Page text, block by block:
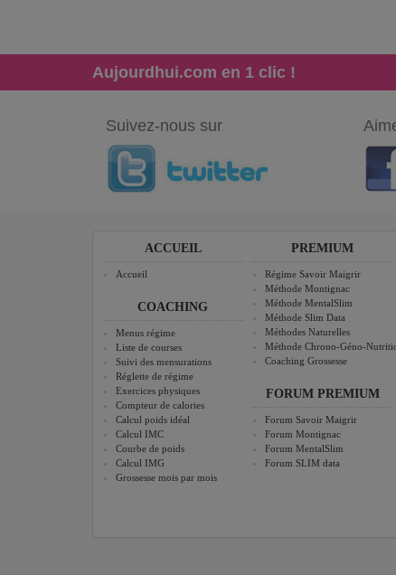
Aujourdhui.com en 1 clic !
Suivez-nous sur
ACCUEIL
Accueil
COACHING
Menus régime
Liste de courses
Suivi des mensurations
Réglette de régime
Exercices physiques
Compteur de calories
Calcul poids idéal
Calcul IMC
Courbe de poids
Calcul IMG
Grossesse mois par mois
PREMIUM
Régime Savoir Maigrir
Méthode Montignac
Méthode MentalSlim
Méthode Slim Data
Méthodes Naturelles
Méthode Chrono-Géno-
Coaching Grossesse
FORUM PREMIUM
Forum Savoir Maigrir
Forum Montignac
Forum MentalSlim
Forum SLIM data